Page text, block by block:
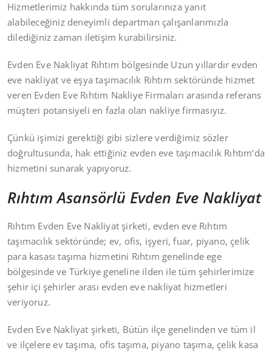
Hizmetlerimiz hakkında tüm sorularınıza yanıt
alabileceğiniz deneyimli departman çalışanlarımızla
dilediğiniz zaman iletişim kurabilirsiniz.
Evden Eve Nakliyat Rıhtım bölgesinde Uzun yıllardır evden
eve nakliyat ve eşya taşımacılık Rıhtım sektöründe hizmet
veren Evden Eve Rıhtım Nakliye Firmaları arasında referans
müşteri potansiyeli en fazla olan nakliye firmasıyız.
Çünkü işimizi gerektiği gibi sizlere verdiğimiz sözler
doğrultusunda, hak ettiğiniz evden eve taşımacılık Rıhtım’da
hizmetini sunarak yapıyoruz.
Rıhtım Asansörlü Evden Eve Nakliyat
Rıhtım Evden Eve Nakliyat şirketi, evden eve Rıhtım
taşımacılık sektöründe; ev, ofis, işyeri, fuar, piyano, çelik
para kasası taşıma hizmetini Rıhtım genelinde ege
bölgesinde ve Türkiye geneline ilden ile tüm şehirlerimize
şehir içi şehirler arası evden eve nakliyat hizmetleri
veriyoruz.
Evden Eve Nakliyat şirketi, Bütün ilçe genelinden ve tüm il
ve ilçelere ev taşıma, ofis taşıma, piyano taşıma, çelik kasa